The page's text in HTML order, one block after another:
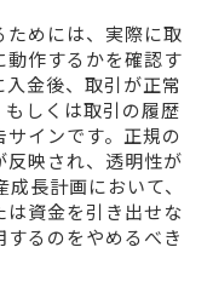
めには、実際に取
作するかを確認す
金後、取引が正常
しくは取引の履歴
インです。正規の
映され、透明性が
長計画において、
は資金を引き出せな
るのをやめるべき